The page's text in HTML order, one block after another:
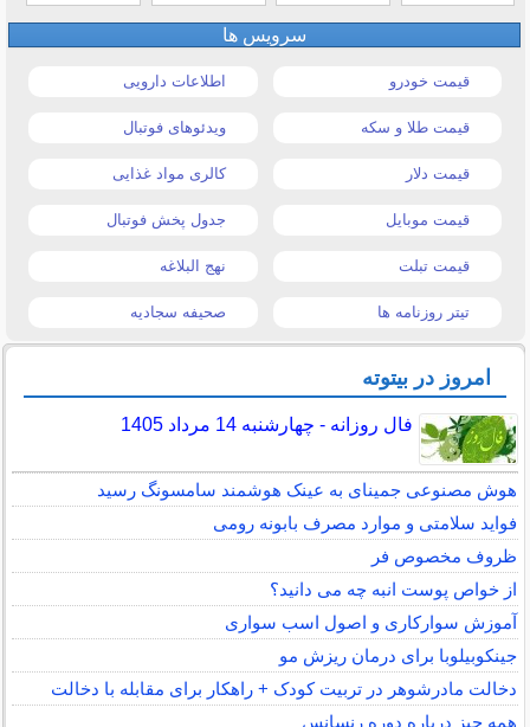
سرویس ها
قیمت خودرو اطلاعات دارویی
قیمت طلا و سکه ویدئوهای فوتبال
قیمت دلار کالری مواد غذایی
قیمت موبایل جدول پخش فوتبال
قیمت تبلت نهج البلاغه
تیتر روزنامه ها صحیفه سجادیه
امروز در بیتوته
فال روزانه - چهارشنبه 14 مرداد 1405
هوش مصنوعی جمینای به عینک هوشمند سامسونگ رسید
فواید سلامتی و موارد مصرف بابونه رومی
ظروف مخصوص فر
از خواص پوست انبه چه می دانید؟
آموزش سوارکاری و اصول اسب سواری
جینکوبیلوبا برای درمان ریزش مو
دخالت مادرشوهر در تربیت کودک + راهکار برای مقابله با دخالت
همه چیز درباره دوره رنسانس